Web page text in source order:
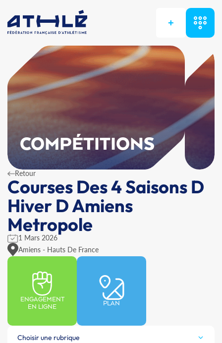
+
COMPÉTITIONS
Retour
Courses Des 4 Saisons D
Hiver D Amiens
Metropole
1 Mars 2026
Amiens - Hauts De France
ENGAGEMENT
EN LIGNE
PLAN
Choisir une rubrique